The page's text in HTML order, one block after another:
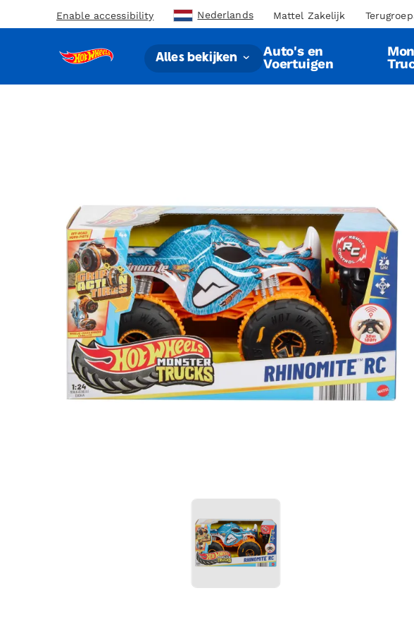
Enable accessibility Nederlands Mattel Zakelijk
Alles bekijken Auto's en
Voertuigen